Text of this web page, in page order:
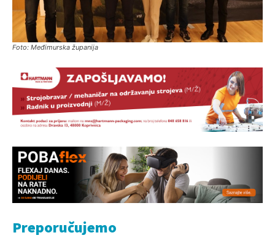
Foto: Međimurska županija
Preporučujemo